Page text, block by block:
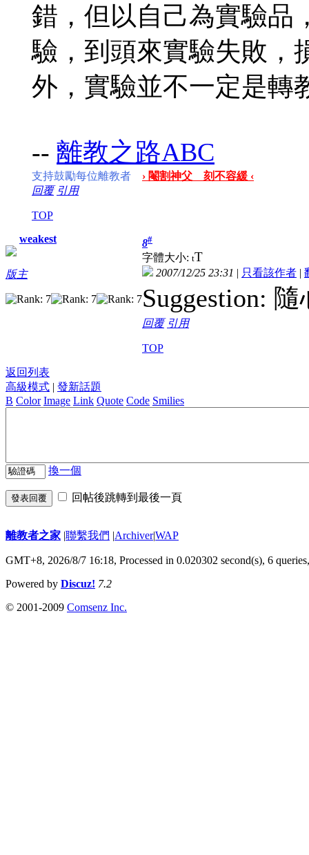
錯，但以自己為實驗品
驗，到頭來實驗失敗，
外，實驗並不一定是轉
-- 離教之路ABC
支持鼓勵每位離教者
› 閹割神父 刻不容緩 ‹
回覆 引用
TOP
weakest
版主
8#
字體大小: tT
2007/12/25 23:31 | 只看該作者 |
Suggestion:
回覆 引用
TOP
返回列表
高級模式 | 發新話題
B Color Image Link Quote Code Smilies
換一個
發表回覆 回帖後跳轉到最後一頁
離教者之家 |聯繫我們 |Archiver|WAP
GMT+8, 2026/8/7 16:18, Processed in 0.020302 second(s), 6
Powered by Discuz! 7.2
© 2001-2009 Comsenz Inc.